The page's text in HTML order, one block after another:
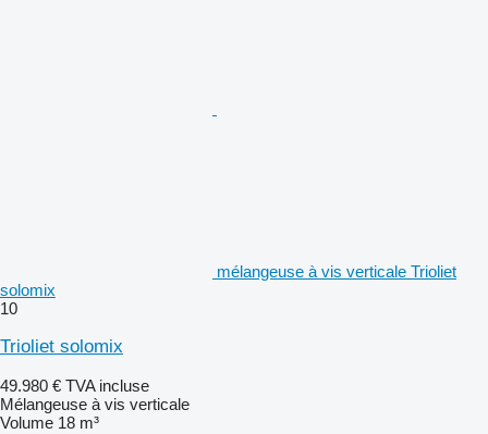
mélangeuse à vis verticale Trioliet
solomix
10
Trioliet solomix
49.980 € TVA incluse
Mélangeuse à vis verticale
Volume 18 m³